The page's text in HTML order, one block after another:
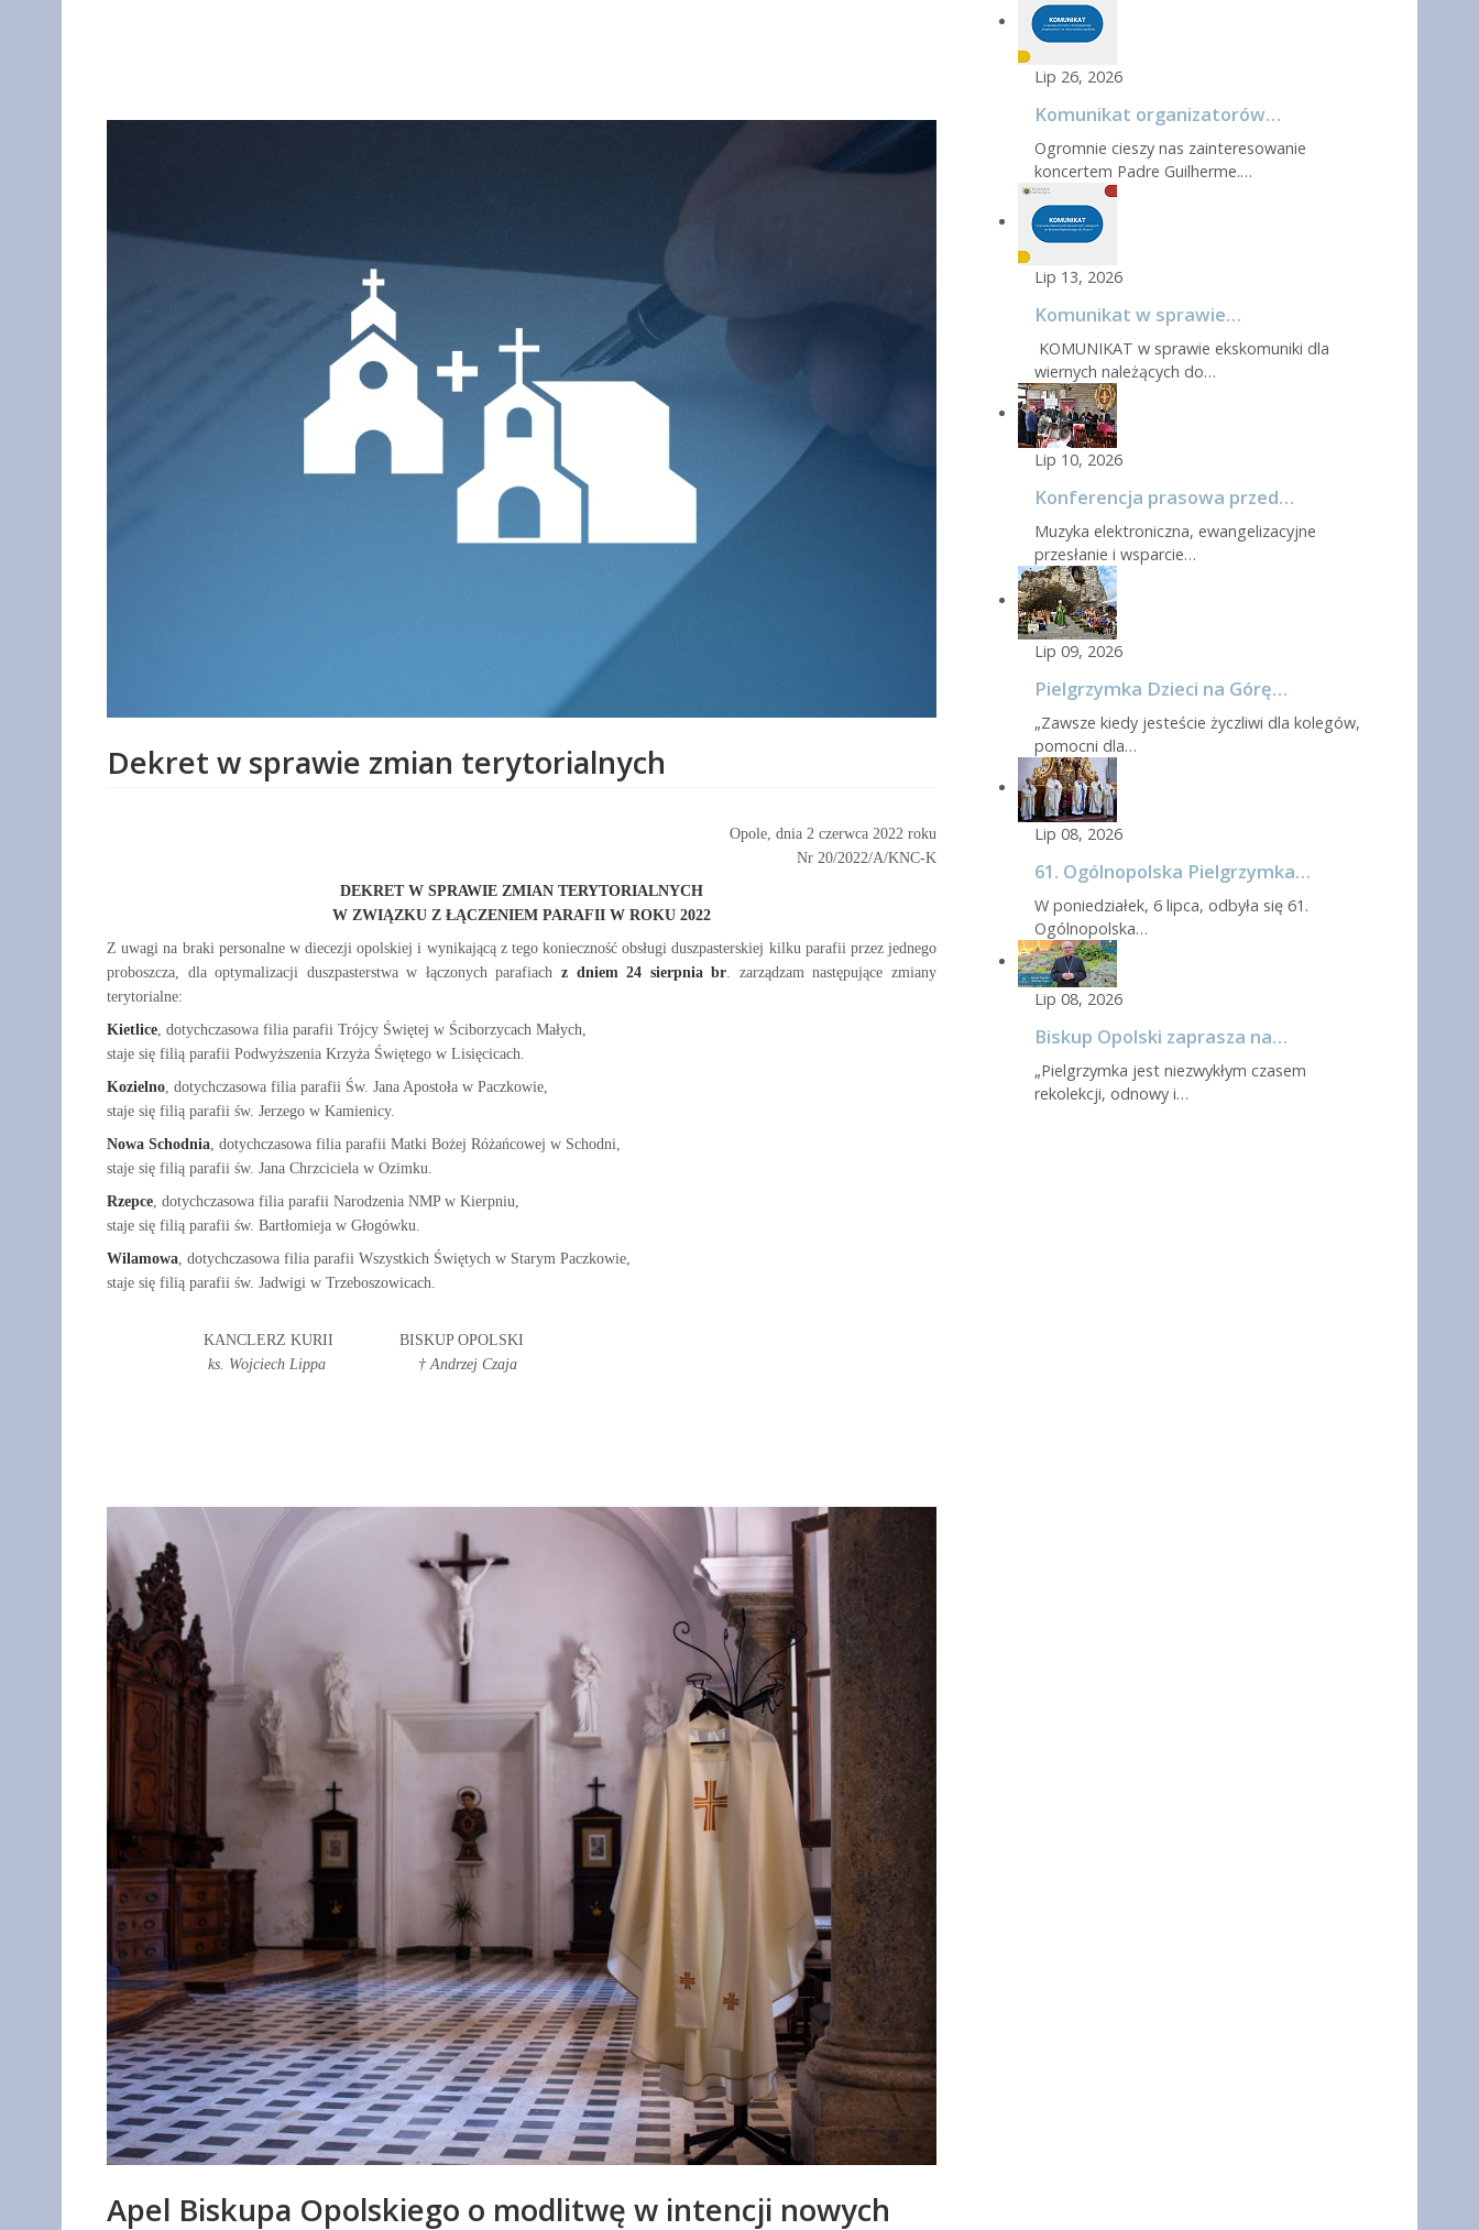
Dekret w sprawie zmian terytorialnych
Opole, dnia 2 czerwca 2022 roku
Nr 20/2022/A/KNC-K
DEKRET W SPRAWIE ZMIAN TERYTORIALNYCH
W ZWIĄZKU Z ŁĄCZENIEM PARAFII W ROKU 2022
Z uwagi na braki personalne w diecezji opolskiej i wynikającą z tego konieczność obsługi duszpasterskiej kilku parafii przez jednego
proboszcza, dla optymalizacji duszpasterstwa w łączonych parafiach z dniem 24 sierpnia br. zarządzam następujące zmiany
terytorialne:
Kietlice, dotychczasowa filia parafii Trójcy Świętej w Ściborzycach Małych,
staje się filią parafii Podwyższenia Krzyża Świętego w Lisięcicach.
Kozielno, dotychczasowa filia parafii Św. Jana Apostoła w Paczkowie,
staje się filią parafii św. Jerzego w Kamienicy.
Nowa Schodnia, dotychczasowa filia parafii Matki Bożej Różańcowej w Schodni,
staje się filią parafii św. Jana Chrzciciela w Ozimku.
Rzepce, dotychczasowa filia parafii Narodzenia NMP w Kierpniu,
staje się filią parafii św. Bartłomieja w Głogówku.
Wilamowa, dotychczasowa filia parafii Wszystkich Świętych w Starym Paczkowie,
staje się filią parafii św. Jadwigi w Trzeboszowicach.
KANCLERZ KURII BISKUP OPOLSKI
ks. Wojciech Lippa † Andrzej Czaja
Apel Biskupa Opolskiego o modlitwę w intencji nowych
Lip 26, 2026
Komunikat organizatorów…
Ogromnie cieszy nas zainteresowanie
koncertem Padre Guilherme.…
Lip 13, 2026
Komunikat w sprawie…
KOMUNIKAT w sprawie ekskomuniki dla
wiernych należących do…
Lip 10, 2026
Konferencja prasowa przed…
Muzyka elektroniczna, ewangelizacyjne
przesłanie i wsparcie…
Lip 09, 2026
Pielgrzymka Dzieci na Górę…
„Zawsze kiedy jesteście życzliwi dla kolegów,
pomocni dla…
Lip 08, 2026
61. Ogólnopolska Pielgrzymka…
W poniedziałek, 6 lipca, odbyła się 61.
Ogólnopolska…
Lip 08, 2026
Biskup Opolski zaprasza na…
„Pielgrzymka jest niezwykłym czasem
rekolekcji, odnowy i…